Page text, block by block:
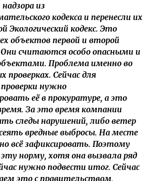
из
кодекса и перенесли их
Экологический кодекс. Это
объектов первой и второй
считаются особо опасными и
Проблема именно во
проверках. Сейчас для
проверки нужно
её в прокуратуре, а это
За это время компании
следы нарушений, либо ветер
вредные выбросы. На месте
всё зафиксировать. Поэтому
норму, хотя она вызвала ряд
нужно подвести итог. Сейчас
это с правительством,